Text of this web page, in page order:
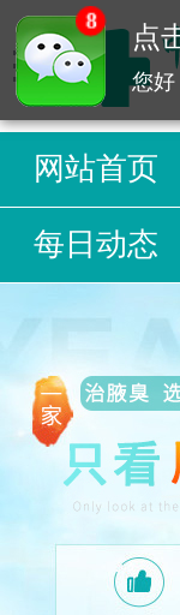
网站首页
每日动态
8
点
您好